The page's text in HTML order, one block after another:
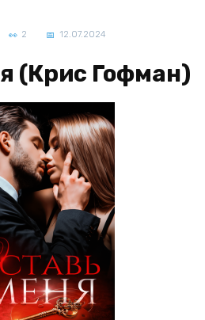
2 12.07.2024
(Крис Гофман)